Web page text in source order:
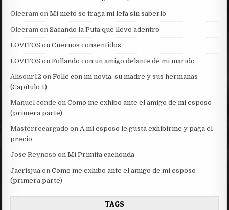
Olecram onMi nieto se traga mi lefa sin saberlo
Olecram onSacando la Puta que llevo adentro
LOVITOS onCuernos consentidos
LOVITOS onFollando con un amigo delante de mi marido
Alisonr12 onFollé con mi novia, su madre y sus hermanas
(Capítulo 1)
Manuel conde onComo me exhibo ante el amigo de mi esposo
(primera parte)
Masterrecargado onA mi esposo le gusta exhibirme y paga el
precio
Jose Reynoso onMi Primita cachonda
Jacrisjua onComo me exhibo ante el amigo de mi esposo
(primera parte)
TAGS